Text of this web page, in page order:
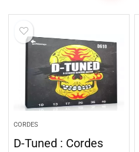
CORDES
D-Tuned : Cordes